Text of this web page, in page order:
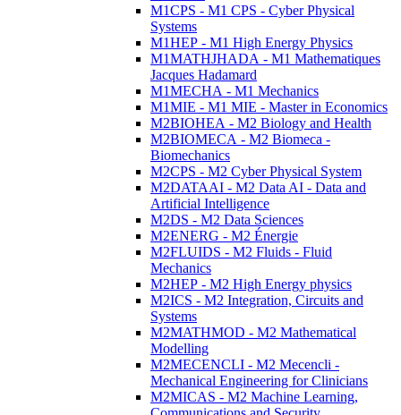
M1CPS - M1 CPS - Cyber Physical
Systems
M1HEP - M1 High Energy Physics
M1MATHJHADA - M1 Mathematiques
Jacques Hadamard
M1MECHA - M1 Mechanics
M1MIE - M1 MIE - Master in Economics
M2BIOHEA - M2 Biology and Health
M2BIOMECA - M2 Biomeca -
Biomechanics
M2CPS - M2 Cyber Physical System
M2DATAAI - M2 Data AI - Data and
Artificial Intelligence
M2DS - M2 Data Sciences
M2ENERG - M2 Énergie
M2FLUIDS - M2 Fluids - Fluid
Mechanics
M2HEP - M2 High Energy physics
M2ICS - M2 Integration, Circuits and
Systems
M2MATHMOD - M2 Mathematical
Modelling
M2MECENCLI - M2 Mecencli -
Mechanical Engineering for Clinicians
M2MICAS - M2 Machine Learning,